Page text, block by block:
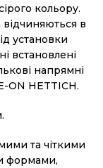
кольору.
в
установки
встановлені
напрямні
ON HETTICH.
та чіткими
формами,